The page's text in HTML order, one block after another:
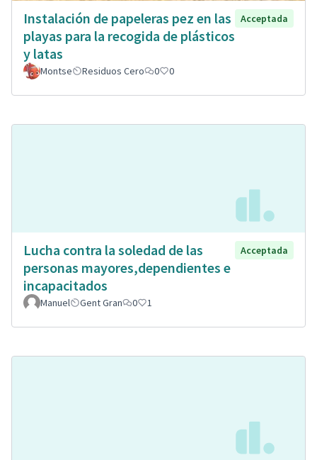
Instalación de papeleras pez en las
playas para la recogida de plásticos
y latas
Acceptada
Montse Residuos Cero 0 0
Lucha contra la soledad de las
personas mayores,dependientes e
incapacitados
Acceptada
Manuel Gent Gran 0 1